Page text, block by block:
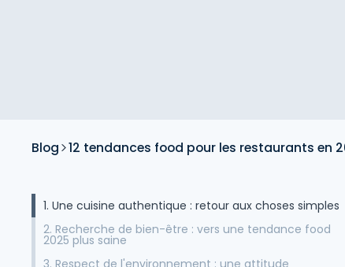
Blog 12 tendances food pour les restaurants en
1. Une cuisine authentique : retour aux choses simples
2. Recherche de bien-être : vers une tendance food
2025 plus saine
3. Respect de l'environnement : une attitude